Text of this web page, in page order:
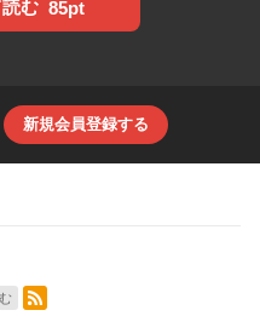
む 85pt
新規会員登録する
RSSフィード